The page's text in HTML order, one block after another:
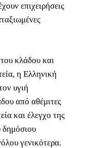
επιχειρήσεις
κλάδου και
η Ελληνική
υγιή
από αθέμιτες
και έλεγχο της
δημόσιου
γενικότερα.